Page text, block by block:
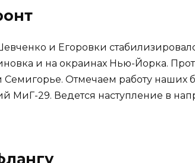
и Егоровки
и на окраинах Нью-Йорка.
Семигорье. Отмечаем работу
МиГ-29. Ведется наступление в